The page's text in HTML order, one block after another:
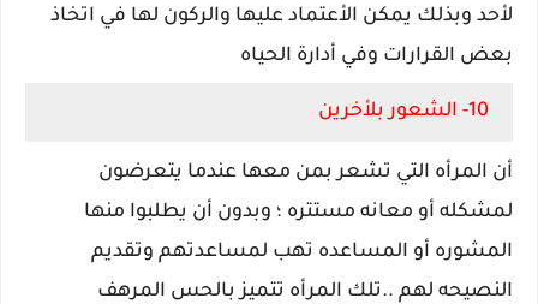
لأحد وبذلك يمكن الأعتماد عليها والركون لها في اتخاذ
بعض القرارات وفي أدارة الحياه
10- الشعور بلأخرين
أن المرأه التي تشعر بمن معها عندما يتعرضون
لمشكله أو معانه مستتره ؛ وبدون أن يطلبوا منها
المشوره أو المساعده تهب لمساعدتهم وتقديم
النصيحه لهم ..تلك المرأه تتميز بالحس المرهف